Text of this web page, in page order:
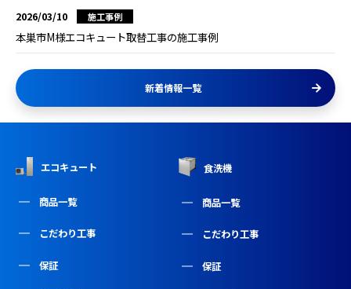
2026/03/10 施工事例
本巣市M様エコキュート取替工事の施工事例
新着情報一覧
エコキュート
商品一覧
こだわり工事
保証
食洗機
商品一覧
こだわり工事
保証